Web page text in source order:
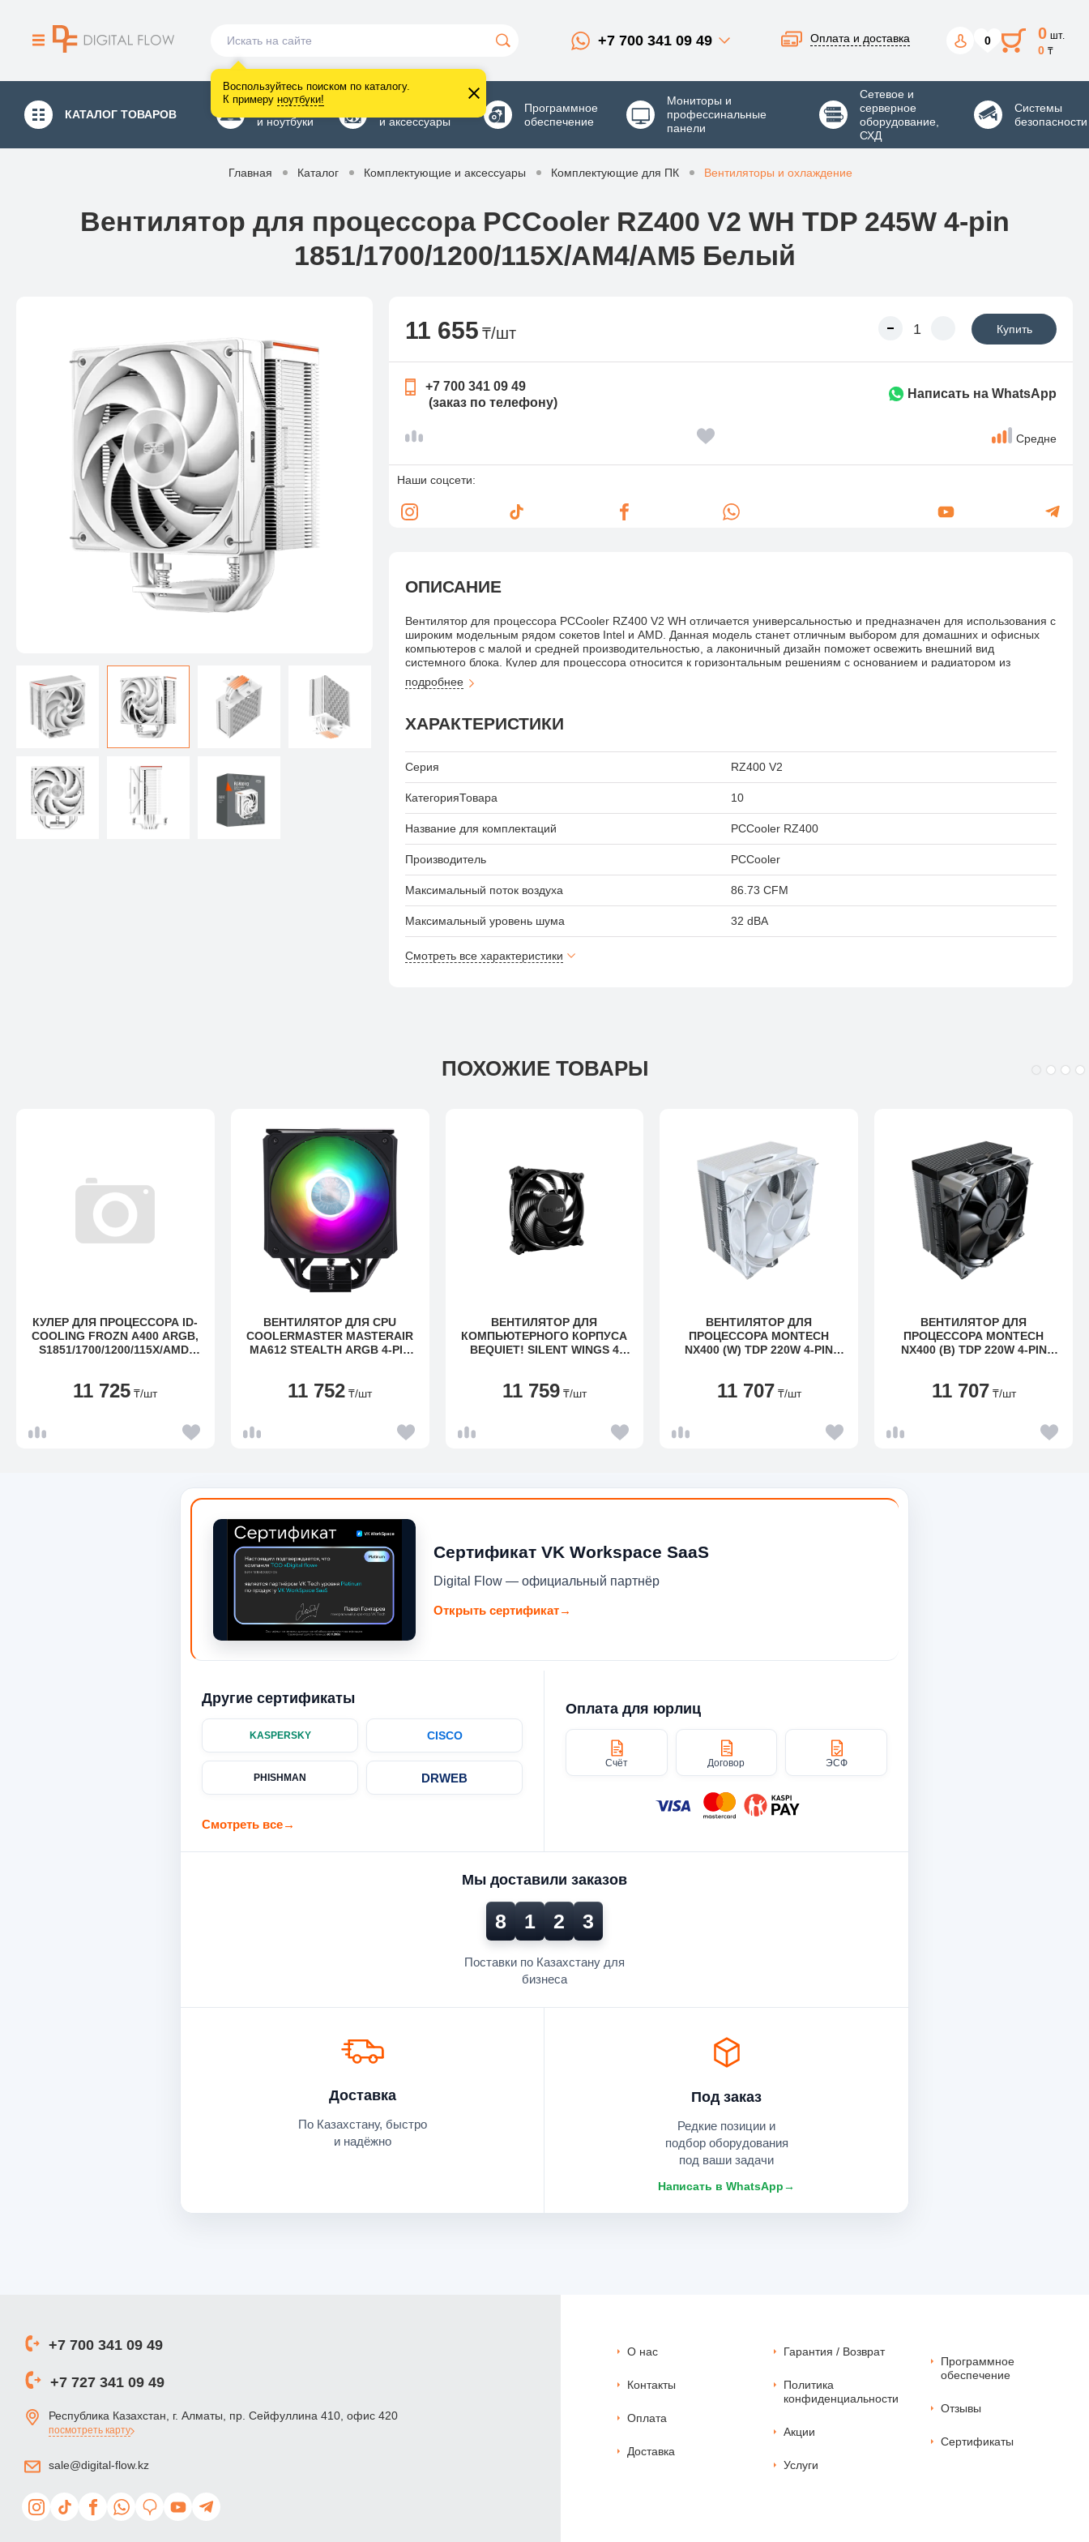
Воспользуйтесь поиском по каталогу.
К примеру ноутбуки!
+7 700 341 09 49 Оплата и доставка 0 0 шт.
0 ₸
КАТАЛОГ ТОВАРОВ
Компьютеры
и ноутбуки
и аксессуары
Программное
обеспечение
Мониторы и
профессинальные
панели
Сетевое и
серверное
оборудование,
СХД
Системы
безопасности
Главная Каталог Комплектующие и аксессуары Комплектующие для ПК Вентиляторы и охлаждение
Вентилятор для процессора PCCooler RZ400 V2 WH TDP 245W 4-pin
1851/1700/1200/115X/AM4/AM5 Белый
ОПИСАНИЕ
Вентилятор для процессора PCCooler RZ400 V2 WH отличается универсальностью и предназначен для использования с
широким модельным рядом сокетов Intel и AMD. Данная модель станет отличным выбором для домашних и офисных
компьютеров с малой и средней производительностью, а лаконичный дизайн поможет освежить внешний вид
системного блока. Кулер для процессора относится к горизонтальным решениям с основанием и радиатором из
алюминия, что обеспечивает высокую теплопроводность. Благодаря вентилятору диаметром 120 мм, работающему на
частоте от 500 до 2200 об/мин, обеспечивается воздушный поток до 86.73 CFM что позволяет эффективно рассеивать
устанавливается и использует для подключения коннектор 4-pin. Комплект поставки включает в себя термопасту в
отдельной емкости.
подробнее
ХАРАКТЕРИСТИКИ
Серия RZ400 V2
КатегорияТовара 10
Название для комплектаций PCCooler RZ400
Производитель PCCooler
Максимальный поток воздуха 86.73 CFM
Максимальный уровень шума 32 dBA
Смотреть все характеристики
11 655 ₸/шт Купить
+7 700 341 09 49
(заказ по телефону)
Написать на WhatsApp
Средне
Наши соцсети:
ПОХОЖИЕ ТОВАРЫ
КУЛЕР ДЛЯ ПРОЦЕССОРА ID-
COOLING FROZN A400 ARGB,
S1851/1700/1200/115X/AMD,
11 725 ₸/шт
ВЕНТИЛЯТОР ДЛЯ CPU
COOLERMASTER MASTERAIR
MA612 STEALTH ARGB 4-PIN
11 752 ₸/шт
ВЕНТИЛЯТОР ДЛЯ
КОМПЬЮТЕРНОГО КОРПУСА
BEQUIET! SILENT WINGS 4
11 759 ₸/шт
ВЕНТИЛЯТОР ДЛЯ
ПРОЦЕССОРА MONTECH
NX400 (W) TDP 220W 4-PIN
11 707 ₸/шт
ВЕНТИЛЯТОР ДЛЯ
ПРОЦЕССОРА MONTECH
NX400 (B) TDP 220W 4-PIN
11 707 ₸/шт
Сертификат VK Workspace SaaS
Digital Flow — официальный партнёр
Открыть сертификат→
Другие сертификаты
KASPERSKY CISCO
PHISHMAN DRWEB
Смотреть все→
Оплата для юрлиц
Счёт Договор ЭСФ
Мы доставили заказов
8 1 2 3
Поставки по Казахстану для
бизнеса
Под заказ
Редкие позиции и
подбор оборудования
под ваши задачи
Написать в WhatsApp→
Доставка
По Казахстану, быстро
и надёжно
+7 700 341 09 49
+7 727 341 09 49
Республика Казахстан, г. Алматы, пр. Сейфуллина 410, офис 420
посмотреть карту
sale@digital-flow.kz
О нас
Контакты
Оплата
Доставка
Гарантия / Возврат
Политика
конфиденциальности
Акции
Услуги
Программное
обеспечение
Отзывы
Сертификаты